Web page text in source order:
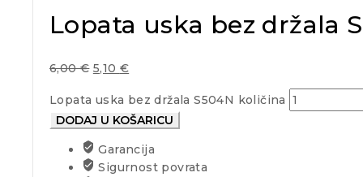
Lopata uska bez držala
6,00€ 5,10 €
Lopata uska bez držala S504N količina
DODAJ U KOŠARICU
Garancija
Sigurnost povrata